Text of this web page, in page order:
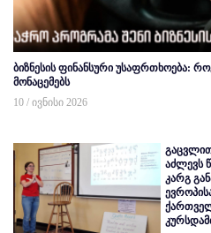
ბიზნესის ფინანსური უსაფრთხოება:
მონაცემებს
10 / ივნისი 2026
აძლევს
კარგ